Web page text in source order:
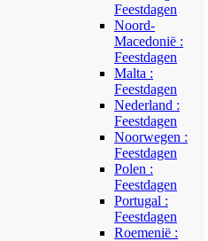
Feestdagen
Noord-
Macedonië :
Feestdagen
Malta :
Feestdagen
Nederland :
Feestdagen
Noorwegen :
Feestdagen
Polen :
Feestdagen
Portugal :
Feestdagen
Roemenië :